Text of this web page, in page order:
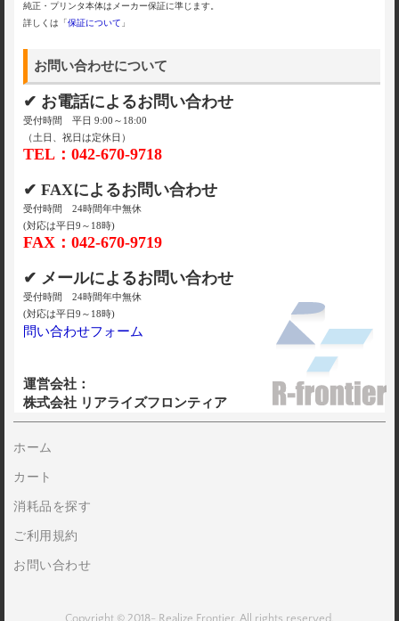
純正・プリンタ本体はメーカー保証に準じます。
詳しくは「保証について 」
お問い合わせについて
✔ お電話によるお問い合わせ
受付時間 平日 9:00～18:00
（土日、祝日は定休日）
TEL：042-670-9718
✔ FAXによるお問い合わせ
受付時間 24時間年中無休
(対応は平日9～18時)
FAX：042-670-9719
✔ メールによるお問い合わせ
受付時間 24時間年中無休
(対応は平日9～18時)
問い合わせフォーム
運営会社：
株式会社 リアライズフロンティア
ホーム
カート
消耗品を探す
ご利用規約
お問い合わせ
Copyright © 2018- Realize Frontier. All rights reserved.